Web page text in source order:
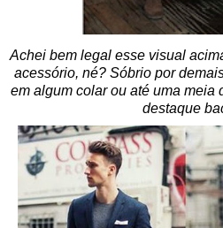
Achei bem legal esse visual
acessório, né? Sóbrio por
em algum colar ou até uma meia
destaque